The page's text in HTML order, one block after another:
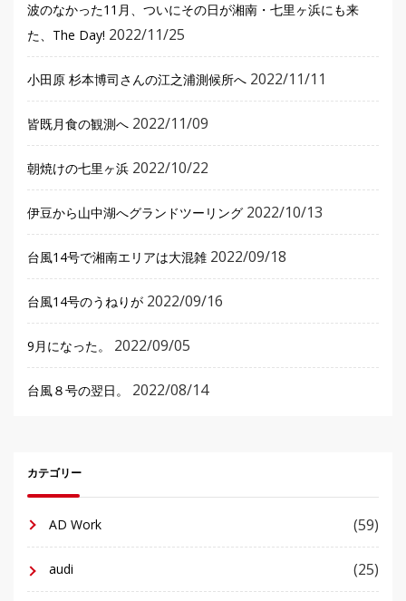
波のなかった11月、ついにその日が湘南・七里ヶ浜にも来
た、The Day! 2022/11/25
小田原 杉本博司さんの江之浦測候所へ 2022/11/11
皆既月食の観測へ 2022/11/09
朝焼けの七里ヶ浜 2022/10/22
伊豆から山中湖へグランドツーリング 2022/10/13
台風14号で湘南エリアは大混雑 2022/09/18
台風14号のうねりが 2022/09/16
9月になった。 2022/09/05
台風８号の翌日。 2022/08/14
カテゴリー
AD Work (59)
audi (25)